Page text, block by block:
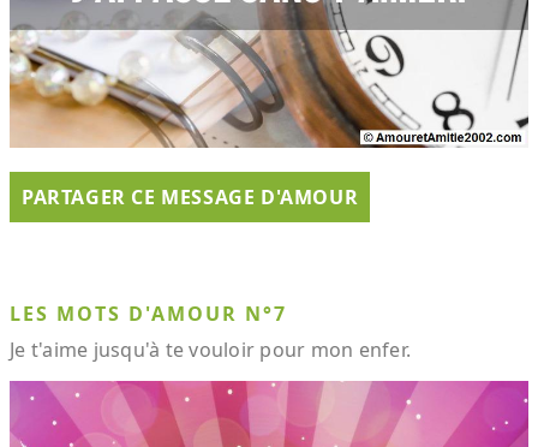
PARTAGER CE MESSAGE D'AMOUR
LES MOTS D'AMOUR N°7
Je t'aime jusqu'à te vouloir pour mon enfer.